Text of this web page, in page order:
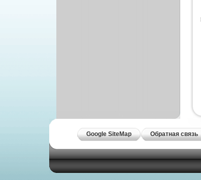
Google SiteMap Обратная связь